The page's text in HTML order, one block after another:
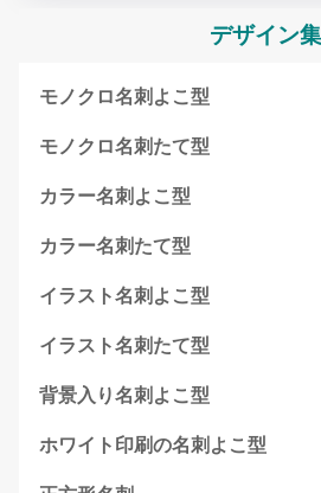
デザイン集
モノクロ名刺よこ型
モノクロ名刺たて型
カラー名刺よこ型
カラー名刺たて型
イラスト名刺よこ型
イラスト名刺たて型
背景入り名刺よこ型
ホワイト印刷の名刺よこ型